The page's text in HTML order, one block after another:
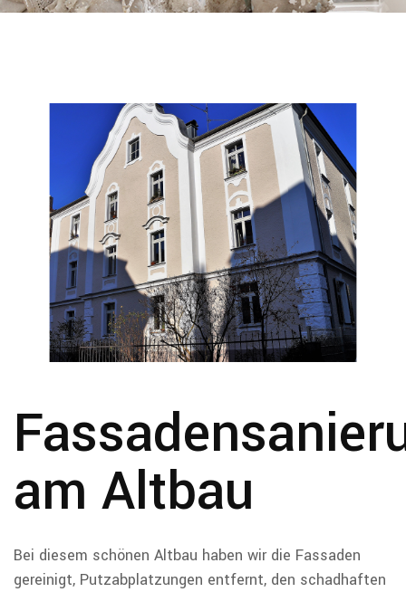
am Altbau
Bei diesem schönen Altbau haben wir die Fassaden
gereinigt, Putzabplatzungen entfernt, den schadhaften